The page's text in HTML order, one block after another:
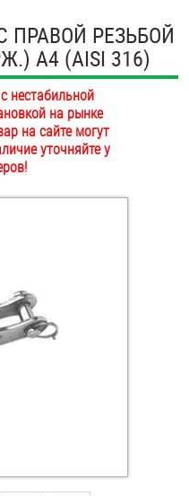
инструмент
резьбой
РЕЗЬБОЙ
A4 (AISI 316)
нестабильной
на рынке
на сайте могут
уточняйте у